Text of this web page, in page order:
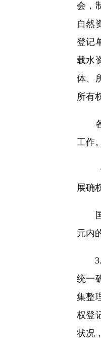
会，
自然
登记
载水
体、
所有
各
工作。
《
展确
国
元内
3.开
统一
集整
权登
状况